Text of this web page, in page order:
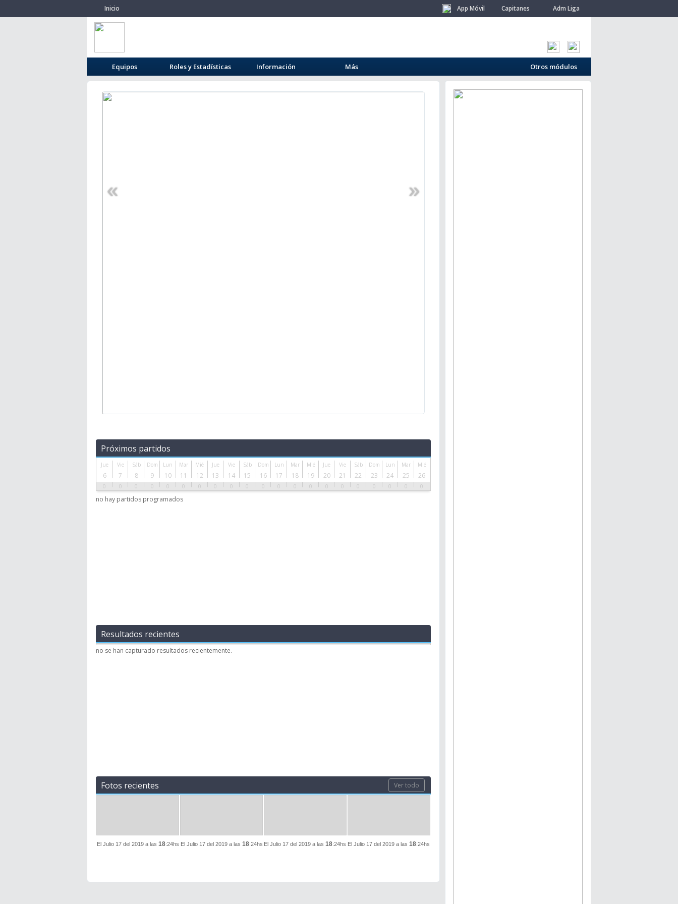
Inicio Adm Liga
Capitanes
App Móvil
Equipos Roles y Estadísticas Información Más Otros módulos
« »
Próximos partidos
Jue
6
0
Vie
7
0
Sáb
8
0
Dom
9
0
Lun
10
0
Mar
11
0
Mié
12
0
Jue
13
0
Vie
14
0
Sáb
15
0
Dom
16
0
Lun
17
0
Mar
18
0
Mié
19
0
Jue
20
0
Vie
21
0
Sáb
22
0
Dom
23
0
Lun
24
0
Mar
25
0
Mié
26
0
no hay partidos programados
Resultados recientes
no se han capturado resultados recientemente.
Fotos recientes Ver todo
El Julio 17 del 2019 a las 18:24hs El Julio 17 del 2019 a las 18:24hs El Julio 17 del 2019 a las18:24hs El Julio 17 del 2019 a las18:24hs